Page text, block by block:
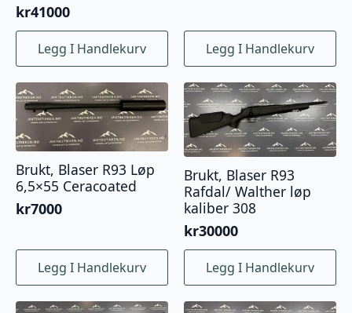
kr41000
Legg I Handlekurv Legg I Handlekurv
Brukt, Blaser R93 Løp
6,5×55 Ceracoated
kr7000
Legg I Handlekurv
Brukt, Blaser R93
Rafdal/ Walther løp
kaliber 308
kr30000
Legg I Handlekurv